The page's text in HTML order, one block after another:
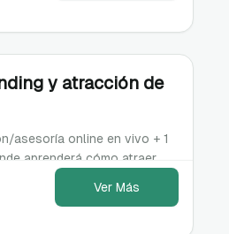
y atracción de
asesoría online en vivo + 1
aprenderá cómo atraer
de valor clara y
Ver Más